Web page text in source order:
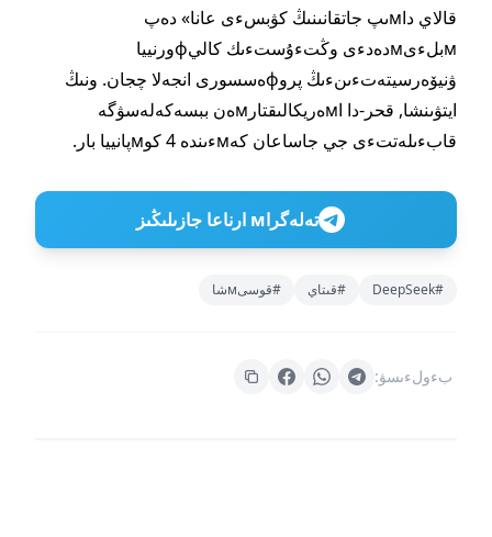
قالاي داмىپ جاتقانىنىڭ كۋبسءى عانا» دەپ
мبلءىмدەدءى وڭتءۇستءىك كاليфورنييا
ۋنيۆەرسيتەتءىنءىڭ پروфەسسورى انجەلا چجان. ونىڭ
ايتۋىنشا, قحر-دا اмەريكالىقتارмەن ببسەكەلەسۋگە
قابءىلەتتءى جي جاساعان كەмءىندە 4 كوмپانييا بار.
تەلەگراм ارناعا جازىلىڭىز
#DeepSeek #قىتاي #قوسىмشا
بءولءىسۋ: